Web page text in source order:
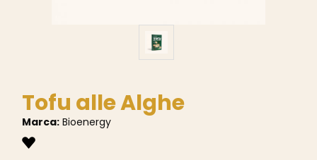
Tofu alle Alghe
Marca: Bioenergy